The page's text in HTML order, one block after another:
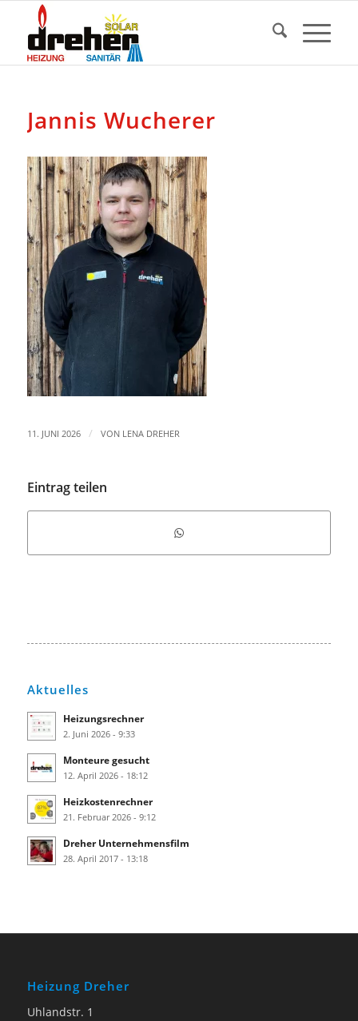
Jannis Wucherer
11. JUNI 2026 / VON LENA DREHER
Eintrag teilen
Aktuelles
Heizungsrechner
2. Juni 2026 - 9:33
Monteure gesucht
12. April 2026 - 18:12
Heizkostenrechner
21. Februar 2026 - 9:12
Dreher Unternehmensfilm
28. April 2017 - 13:18
Heizung Dreher
Uhlandstr. 1